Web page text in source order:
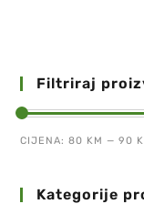
Filtriraj
CIJENA:80 KM —90
Kategorije